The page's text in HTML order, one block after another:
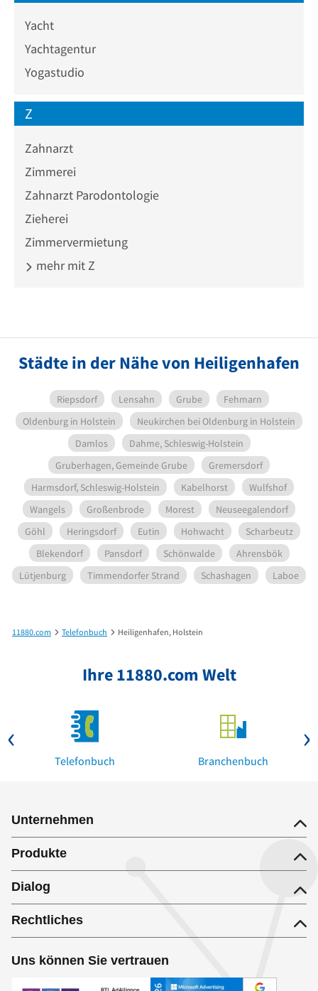
Yacht
Yachtagentur
Yogastudio
Z
Zahnarzt
Zimmerei
Zahnarzt Parodontologie
Zieherei
Zimmervermietung
mehr mit Z
Städte in der Nähe von Heiligenhafen
Riepsdorf Lensahn Grube
Fehmarn
Oldenburg in Holstein
Neukirchen bei Oldenburg in Holstein
Damlos
Dahme, Schleswig-Holstein
Gruberhagen, Gemeinde Grube
Gremersdorf
Harmsdorf, Schleswig-Holstein
Kabelhorst
Wulfshof
Wangels
Großenbrode Morest
Neuseegalendorf
Göhl
Heringsdorf Eutin Hohwacht
Scharbeutz
Blekendorf
Pansdorf Schönwalde
Ahrensbök
Lütjenburg
Timmendorfer Strand Schashagen Laboe
11880.com Telefonbuch Heiligenhafen, Holstein
Ihre 11880.com Welt
Telefonbuch Branchenbuch
Unternehmen
Produkte
Dialog
Rechtliches
Uns können Sie vertrauen